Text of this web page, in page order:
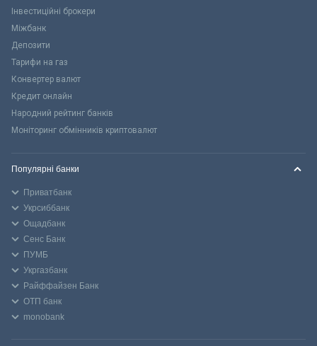
Інвестиційні брокери
Міжбанк
Депозити
Тарифи на газ
Конвертер валют
Кредит онлайн
Народний рейтинг банків
Моніторинг обмінників криптовалют
Популярні банки
Приватбанк
Укрсиббанк
Ощадбанк
Сенс Банк
ПУМБ
Укргазбанк
Райффайзен Банк
ОТП банк
monobank